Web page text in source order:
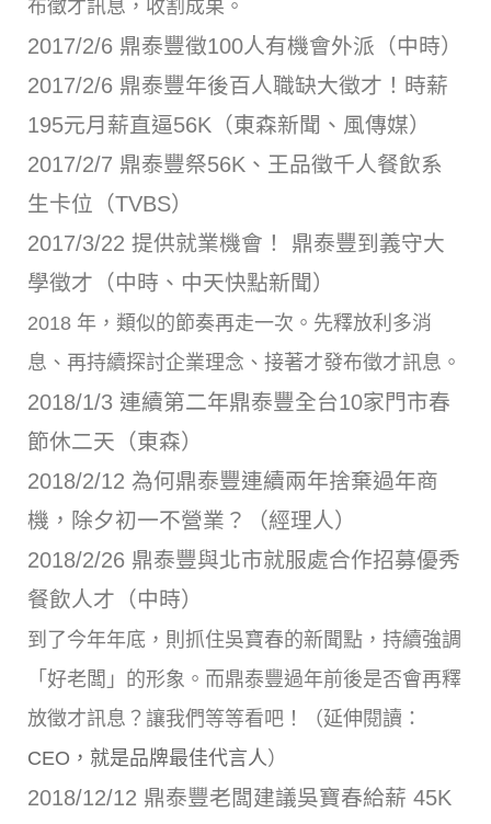
布徵才訊息，收割成果。
2017/2/6 鼎泰豐徵100人有機會外派（中時）
2017/2/6 鼎泰豐年後百人職缺大徵才！時薪
195元月薪直逼56K（東森新聞、風傳媒）
2017/2/7 鼎泰豐祭56K、王品徵千人餐飲系
生卡位（TVBS）
2017/3/22 提供就業機會！ 鼎泰豐到義守大
學徵才（中時、中天快點新聞）
2018 年，類似的節奏再走一次。先釋放利多消
息、再持續探討企業理念、接著才發布徵才訊息。
2018/1/3 連續第二年鼎泰豐全台10家門市春
節休二天（東森）
2018/2/12 為何鼎泰豐連續兩年捨棄過年商
機，除夕初一不營業？（經理人）
2018/2/26 鼎泰豐與北市就服處合作招募優秀
餐飲人才（中時）
到了今年年底，則抓住吳寶春的新聞點，持續強調
「好老闆」的形象。而鼎泰豐過年前後是否會再釋
放徵才訊息？讓我們等等看吧！（延伸閱讀：
CEO，就是品牌最佳代言人）
2018/12/12 鼎泰豐老闆建議吳寶春給薪 45K